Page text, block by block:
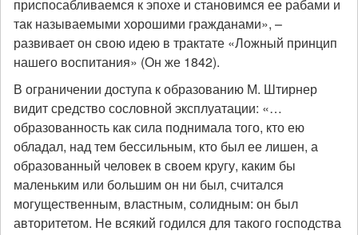
приспосабливаемся к эпохе и становимся ее рабами и
так называемыми хорошими гражданами», –
развивает он свою идею в трактате «Ложный принцип
нашего воспитания» (Он же 1842).
В ограничении доступа к образованию М. Штирнер
видит средство сословной эксплуатации: «…
образованность как сила поднимала того, кто ею
обладал, над тем бессильным, кто был ее лишен, а
образованный человек в своем кругу, каким бы
маленьким или большим он ни был, считался
могущественным, властным, солидным: он был
авторитетом. Не всякий годился для такого господства